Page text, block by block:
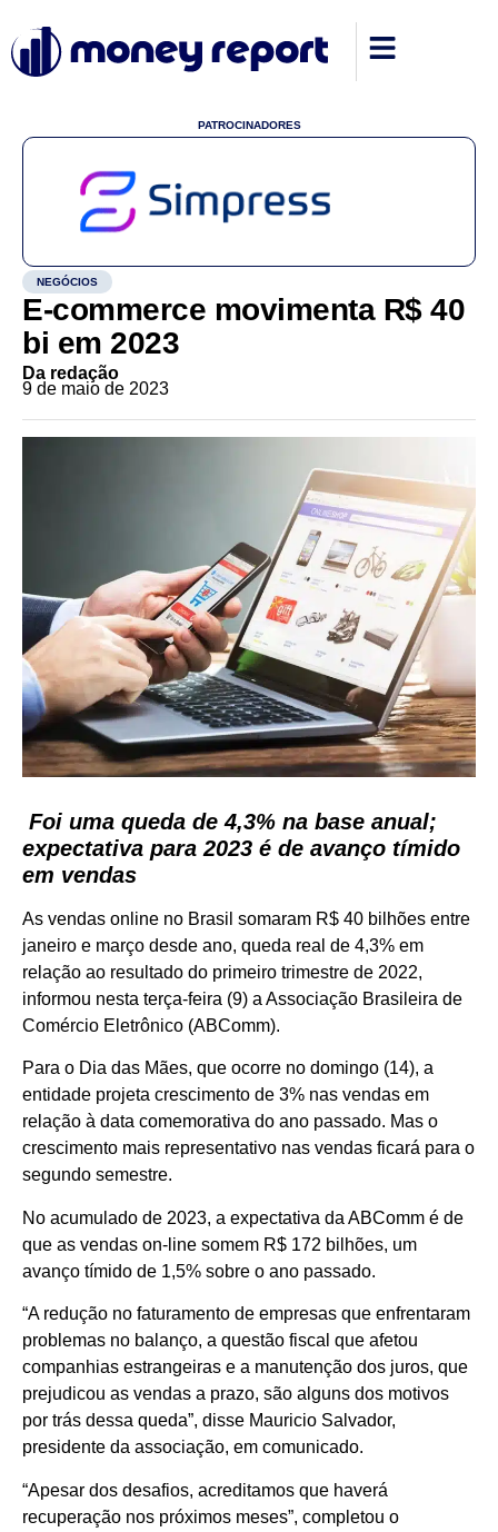
PATROCINADORES
NEGÓCIOS
E-commerce movimenta R$ 40
bi em 2023
Da redação
9 de maio de 2023
Foi uma queda de 4,3% na base anual;
expectativa para 2023 é de avanço tímido
em vendas
As vendas online no Brasil somaram R$ 40 bilhões entre
janeiro e março desde ano, queda real de 4,3% em
relação ao resultado do primeiro trimestre de 2022,
informou nesta terça-feira (9) a Associação Brasileira de
Comércio Eletrônico (ABComm).
Para o Dia das Mães, que ocorre no domingo (14), a
entidade projeta crescimento de 3% nas vendas em
relação à data comemorativa do ano passado. Mas o
crescimento mais representativo nas vendas ficará para o
segundo semestre.
No acumulado de 2023, a expectativa da ABComm é de
que as vendas on-line somem R$ 172 bilhões, um
avanço tímido de 1,5% sobre o ano passado.
“A redução no faturamento de empresas que enfrentaram
problemas no balanço, a questão fiscal que afetou
companhias estrangeiras e a manutenção dos juros, que
prejudicou as vendas a prazo, são alguns dos motivos
por trás dessa queda”, disse Mauricio Salvador,
presidente da associação, em comunicado.
“Apesar dos desafios, acreditamos que haverá
recuperação nos próximos meses”, completou o